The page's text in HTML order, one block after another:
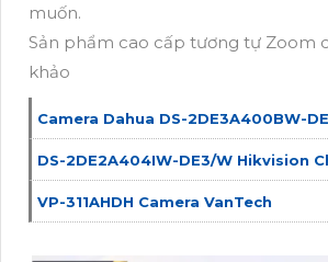
muốn.
Sản phẩm cao cấp tương tự Zoom
khảo
Camera Dahua DS-2DE3A400BW-DE
DS-2DE2A404IW-DE3/W Hikvision
VP-311AHDH Camera VanTech